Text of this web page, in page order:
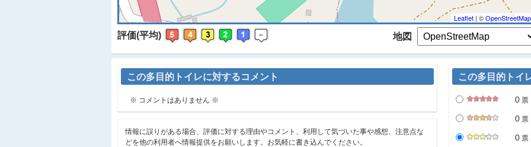
Leaflet | ©OpenStreetMap
評価(平均) 地図
この多目的トイ
0 票
0 票
0 票
この多目的トイレに対するコメント
※ コメントはありません ※
情報に誤りがある場合、評価に対する理由やコメント、利用して気づいた事や感想、注意点な
どを他の利用者へ情報提供をお願いします。お気軽に書き込んでください。